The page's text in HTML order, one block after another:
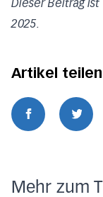
Dieser Beitrag
2025.
Artikel teilen
Mehr zum